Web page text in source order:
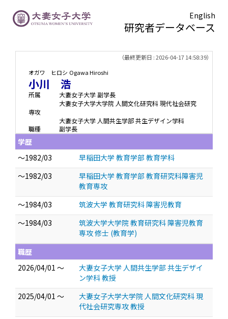
English
研究者データベース
（最終更新日 : 2026-04-17 14:58:39）
オガワ ヒロシ Ogawa Hiroshi
小川 浩
所属
大妻女子大学 副学長
大妻女子大学大学院 人間文化研究科 現代社会研究
専攻
大妻女子大学 人間共生学部 共生デザイン学科
職種
副学長
学歴
～1982/03
早稲田大学 教育学部 教育学科
～1982/03
早稲田大学 教育学部 教育研究科障害児
教育専攻
～1984/03
筑波大学 教育研究科 障害児教育
～1984/03
筑波大学大学院 教育研究科 障害児教育
専攻 修士 (教育学)
職歴
2026/04/01 ～
大妻女子大学 人間共生学部 共生デザイ
ン学科 教授
2025/04/01 ～
大妻女子大学大学院 人間文化研究科 現
代社会研究専攻 教授